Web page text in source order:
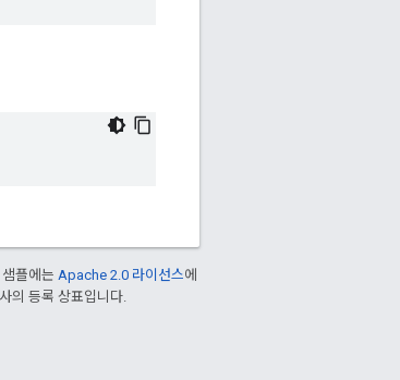
플에는 Apache 2.0 라이선스에
의 등록 상표입니다.